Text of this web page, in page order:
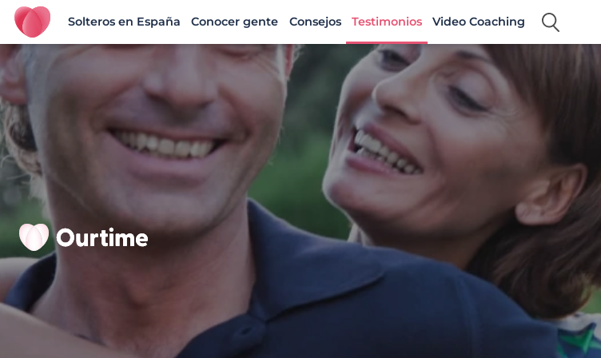
Ourtime España
Solteros en España Conocer gente Consejos Testimonios Video Coaching